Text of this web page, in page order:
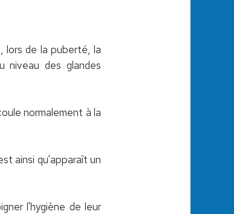
de la puberté, la
niveau des glandes
normalement à la
ainsi qu'apparaît un
l'hygiène de leur